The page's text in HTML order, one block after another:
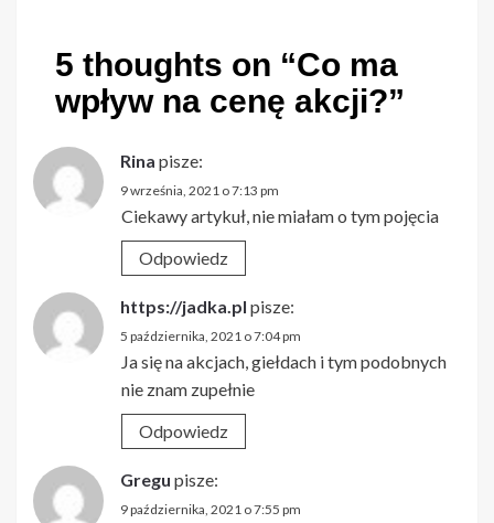
5 thoughts on “Co ma
wpływ na cenę akcji?”
Rina pisze:
9 września, 2021 o 7:13 pm
Ciekawy artykuł, nie miałam o tym pojęcia
Odpowiedz
https://jadka.pl pisze:
5 października, 2021 o 7:04 pm
Ja się na akcjach, giełdach i tym podobnych
nie znam zupełnie
Odpowiedz
Gregu pisze:
9 października, 2021 o 7:55 pm